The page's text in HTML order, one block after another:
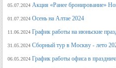
05.07.2024 Акция «Ранее бронирование»
01.07.2024 Осень на Алтае 2024
11.06.2024 График работы на июньские
31.05.2024 Сборный тур в Москву - лето
06.05.2024 График работы офиса в